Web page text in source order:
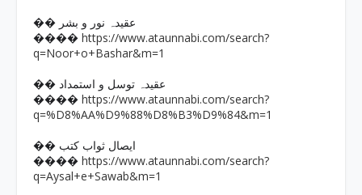
�� عقیدہ نور و بشر
���� https://www.ataunnabi.com/search?
q=Noor+o+Bashar&m=1
�� عقیدہ توسل و استمداد
���� https://www.ataunnabi.com/search?
q=%D8%AA%D9%88%D8%B3%D9%84&m=1
�� ایصال ثواب کتب
���� https://www.ataunnabi.com/search?
q=Aysal+e+Sawab&m=1